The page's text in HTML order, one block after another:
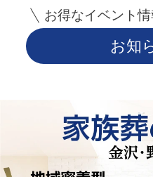
お得なイベント
お知